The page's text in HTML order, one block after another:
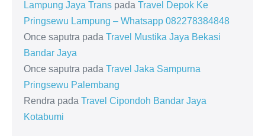
Lampung Jaya Trans pada Travel Depok Ke
Pringsewu Lampung – Whatsapp 082278384848
Once saputra pada Travel Mustika Jaya Bekasi
Bandar Jaya
Once saputra pada Travel Jaka Sampurna
Pringsewu Palembang
Rendra pada Travel Cipondoh Bandar Jaya
Kotabumi